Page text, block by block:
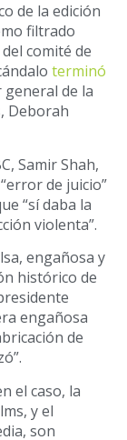
de la edición
filtrado
comité de
terminó
de la
Deborah
Samir Shah,
de juicio”
“sí daba la
violenta”.
engañosa y
histórico de
engañosa
de
el caso, la
y el
son